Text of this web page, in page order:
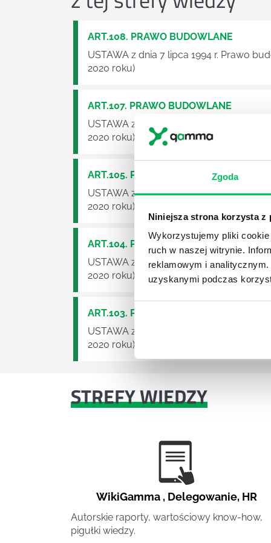
Zgoda
Niniejsza strona korzysta z
Wykorzystujemy pliki
ruch w naszej witrynie.
reklamowym i
uzyskanymi podczas
ART.108. PRAWO BUDOWLANE
USTAWA z dnia 7 lipca 1994 r. Prawo
2020 roku)
ART.107. PRAWO BUDOWLANE
USTAWA z dnia 7 lipca 1994 r. Prawo
2020 roku)
ART.105. PRAWO BUDOWLANE
USTAWA z dnia 7 lipca 1994 r. Prawo
2020 roku)
ART.104. PRAWO BUDOWLANE
USTAWA z dnia 7 lipca 1994 r. Prawo
2020 roku)
ART.103. PRAWO BUDOWLANE
USTAWA z dnia 7 lipca 1994 r. Prawo
2020 roku)
STREFY WIEDZY
WikiGamma , Delegowanie, HR
Autorskie raporty, wartościowy know-how,
pigułki wiedzy.